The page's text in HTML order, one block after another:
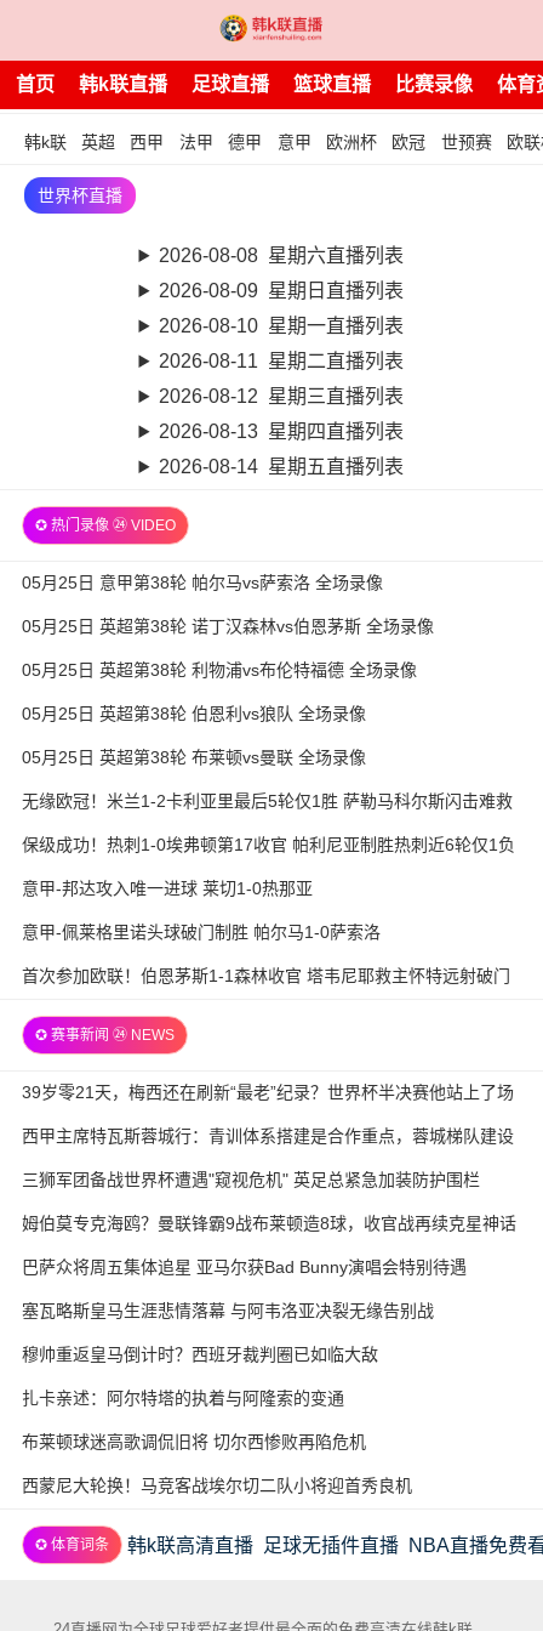
首页 韩k联直播 足球直播 篮球直播 比赛录像 体育
韩k联 英超 西甲 法甲 德甲 意甲 欧洲杯 欧冠 世预赛 欧
世界杯直播
2026-08-08 星期六直播列表
2026-08-09 星期日直播列表
2026-08-10 星期一直播列表
2026-08-11 星期二直播列表
2026-08-12 星期三直播列表
2026-08-13 星期四直播列表
2026-08-14 星期五直播列表
✪ 热门录像 ㉔ VIDEO
05月25日 意甲第38轮 帕尔马vs萨索洛 全场录像
05月25日 英超第38轮 诺丁汉森林vs伯恩茅斯 全场录像
05月25日 英超第38轮 利物浦vs布伦特福德 全场录像
05月25日 英超第38轮 伯恩利vs狼队 全场录像
05月25日 英超第38轮 布莱顿vs曼联 全场录像
无缘欧冠！米兰1-2卡利亚里最后5轮仅1胜 萨勒马科尔斯闪击难救
主
保级成功！热刺1-0埃弗顿第17收官 帕利尼亚制胜热刺近6轮仅1负
意甲-邦达攻入唯一进球 莱切1-0热那亚
意甲-佩莱格里诺头球破门制胜 帕尔马1-0萨索洛
首次参加欧联！伯恩茅斯1-1森林收官 塔韦尼耶救主怀特远射破门
✪ 赛事新闻 ㉔ NEWS
39岁零21天，梅西还在刷新“最老”纪录？世界杯半决赛他站上了场
西甲主席特瓦斯蓉城行：青训体系搭建是合作重点，蓉城梯队建设
待加强
三狮军团备战世界杯遭遇"窥视危机" 英足总紧急加装防护围栏
姆伯莫专克海鸥？曼联锋霸9战布莱顿造8球，收官战再续克星神话
巴萨众将周五集体追星 亚马尔获Bad Bunny演唱会特别待遇
塞瓦略斯皇马生涯悲情落幕 与阿韦洛亚决裂无缘告别战
穆帅重返皇马倒计时？西班牙裁判圈已如临大敌
扎卡亲述：阿尔特塔的执着与阿隆索的变通
布莱顿球迷高歌调侃旧将 切尔西惨败再陷危机
西蒙尼大轮换！马竞客战埃尔切二队小将迎首秀良机
✪ 体育词条 韩k联高清直播 足球无插件直播 NBA直播免费